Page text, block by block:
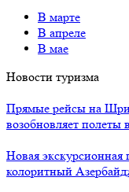
В марте
В апреле
В мае
Новости туризма
Прямые рейсы на
возобновляет полеты
Новая
колоритный